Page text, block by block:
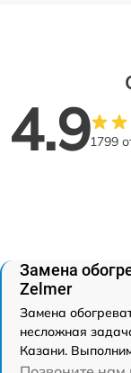
4.91799
Замена
Zelmer
Замена
несложная
Казани.